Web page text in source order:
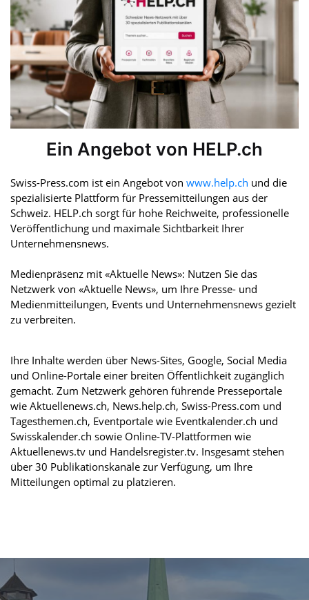
Ein Angebot von HELP.ch
Swiss-Press.com ist ein Angebot von www.help.ch und die
spezialisierte Plattform für Pressemitteilungen aus der
Schweiz. HELP.ch sorgt für hohe Reichweite, professionelle
Veröffentlichung und maximale Sichtbarkeit Ihrer
Unternehmensnews.
Medienpräsenz mit «Aktuelle News»: Nutzen Sie das
Netzwerk von «Aktuelle News», um Ihre Presse- und
Medienmitteilungen, Events und Unternehmensnews gezielt
zu verbreiten.
Ihre Inhalte werden über News-Sites, Google, Social Media
und Online-Portale einer breiten Öffentlichkeit zugänglich
gemacht. Zum Netzwerk gehören führende Presseportale
wie Aktuellenews.ch, News.help.ch, Swiss-Press.com und
Tagesthemen.ch, Eventportale wie Eventkalender.ch und
Swisskalender.ch sowie Online-TV-Plattformen wie
Aktuellenews.tv und Handelsregister.tv. Insgesamt stehen
über 30 Publikationskanäle zur Verfügung, um Ihre
Mitteilungen optimal zu platzieren.